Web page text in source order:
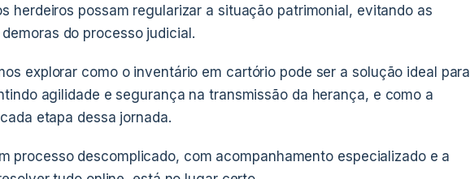
herdeiros possam regularizar a situação patrimonial, evitando as
do processo judicial.
explorar como o inventário em cartório pode ser a solução ideal para
agilidade e segurança na transmissão da herança, e como a
etapa dessa jornada.
processo descomplicado, com acompanhamento especializado e a